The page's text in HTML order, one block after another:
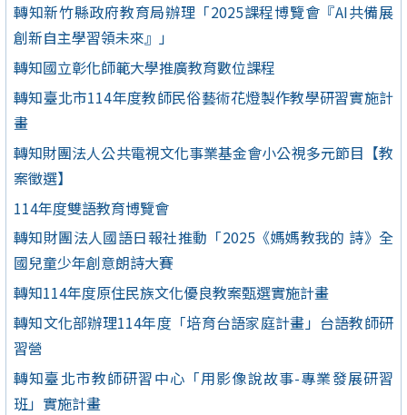
轉知新竹縣政府教育局辦理「2025課程博覽會『AI共備展
創新自主學習領未來』」
轉知國立彰化師範大學推廣教育數位課程
轉知臺北市114年度教師民俗藝術花燈製作教學研習實施計
畫
轉知財團法人公共電視文化事業基金會小公視多元節目【教
案徵選】
114年度雙語教育博覽會
轉知財團法人國語日報社推動「2025《媽媽教我的 詩》全
國兒童少年創意朗詩大賽
轉知114年度原住民族文化優良教案甄選實施計畫
轉知文化部辦理114年度「培育台語家庭計畫」台語教師研
習營
轉知臺北市教師研習中心「用影像說故事-專業發展研習
班」實施計畫